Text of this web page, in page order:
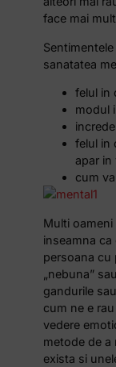
face mai
sanatatea
felul in
modul
felul in
apar in
cum
Multi
inseamna ca
persoana cu
„nebuna”
gandurile
cum ne e
vedere
metode de a
exista si